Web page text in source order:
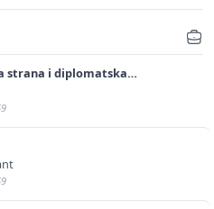
strana i diplomatska